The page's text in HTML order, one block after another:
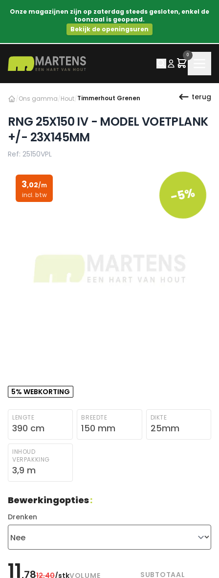
Onze magazijnen zijn op zaterdag steeds gesloten, enkel de
toonzaal is geopend.
Bekijk de openingsuren
0
/Ons gamma/Hout/Timmerhout Grenen terug
RNG 25X150 IV - MODEL VOETPLANK
+/- 23X145MM
Ref: 25150VPL
3,02/m
incl. btw
-5%
5% WEBKORTING
LENGTE
390 cm
BREEDTE
150 mm
DIKTE
25mm
INHOUD
VERPAKKING
3,9 m
Bewerkingopties:
Drenken
11,7812,40/stkVOLUME SUBTOTAAL